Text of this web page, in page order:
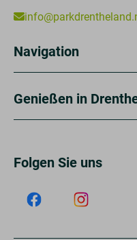
Navigation
Genießen in
Folgen Sie uns